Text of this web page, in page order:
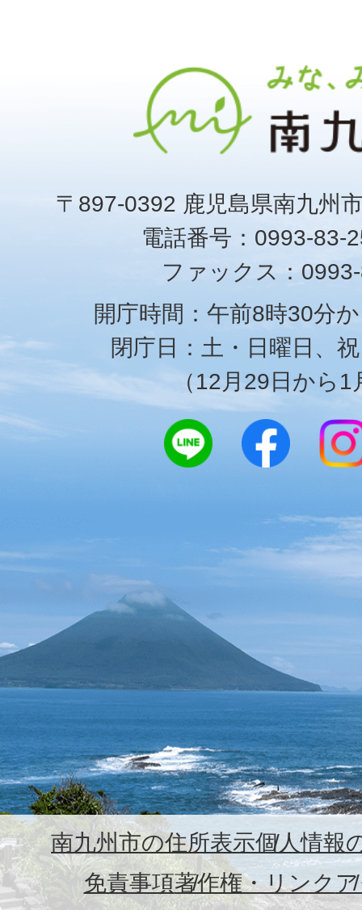
〒897-0392 鹿児島県南九州
電話番号：0993-83-
ファックス：
開庁時間：午前8時30分
閉庁日：土・日曜日、
（12月29日から1
南九州市の住所表示個人情報
免責事項著作権・リンク